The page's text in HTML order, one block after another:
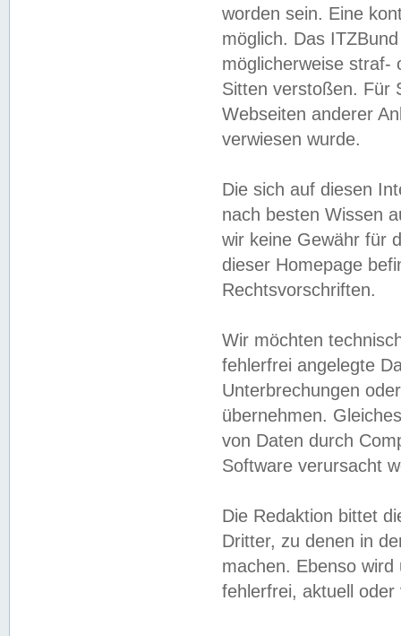
worden sein. Eine
möglich. Das
möglicherweise straf-
Sitten verstoßen. Für
Webseiten anderer
verwiesen wurde.
Die sich auf diesen
nach besten Wissen
wir keine Gewähr für
dieser Homepage
Rechtsvorschriften.
Wir möchten
fehlerfrei angelegte
Unterbrechungen
übernehmen.
von Daten durch
Software verursacht
Die Redaktion bittet
Dritter, zu denen in
machen. Ebenso
fehlerfrei, aktuell oder